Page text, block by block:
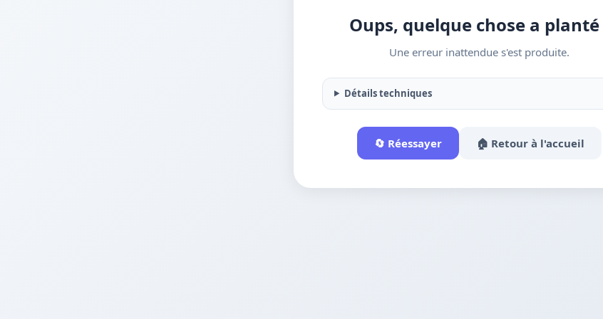
Oups, quelque chose a planté
Une erreur inattendue s'est produite.
Détails techniques
🔄 Réessayer 🏠 Retour à l'accueil